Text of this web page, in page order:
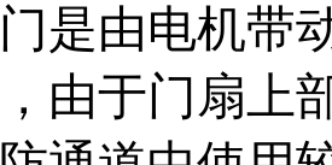
是由电机带
由于门扇上